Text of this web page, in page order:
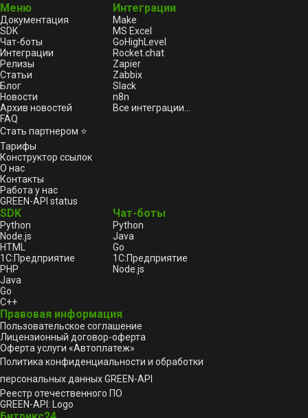
Меню
Документация
SDK
Чат-боты
Интеграции
Релизы
Статьи
Блог
Новости
Архив новостей
FAQ
Стать партнером ⭐
Тарифы
Конструктор ссылок
О нас
Контакты
Работа у нас
GREEN-API status
Интеграции
Make
MS Excel
GoHighLevel
Rocket.chat
Zapier
Zabbix
Slack
n8n
Все интеграции...
SDK
Python
Node.js
HTML
1С:Предприятие
PHP
Java
Go
C++
Чат-боты
Python
Java
Go
1С:Предприятие
Node.js
Правовая информация
Пользовательское соглашение
Лицензионный договор-оферта
Оферта услуги «Автоплатеж»
Политика конфиденциальности и обработки
персональных данных GREEN-API
Реестр отечественного ПО
GREEN-API: Logo